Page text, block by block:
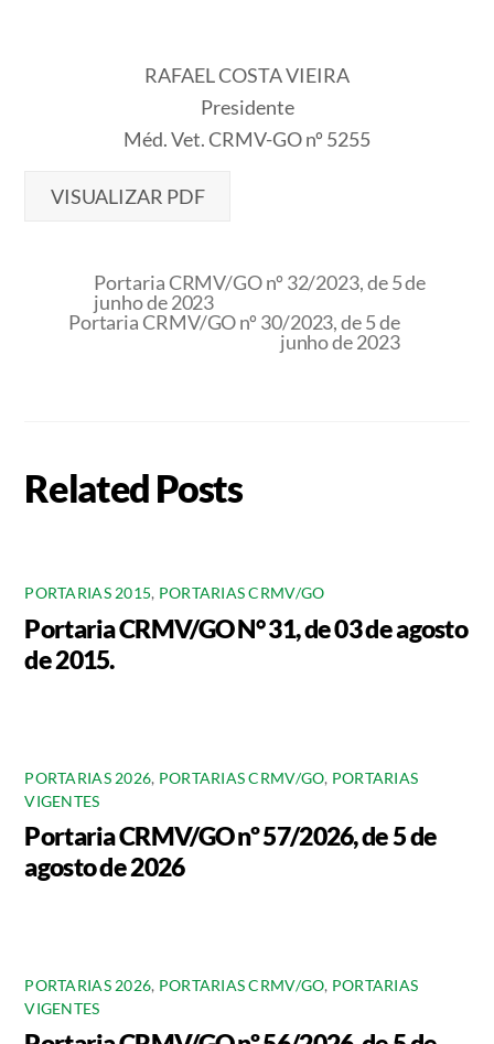
RAFAEL COSTA VIEIRA
Presidente
Méd. Vet. CRMV-GO nº 5255
VISUALIZAR PDF
Portaria CRMV/GO nº 32/2023, de 5 de
junho de 2023
Portaria CRMV/GO nº 30/2023, de 5 de
junho de 2023
Related Posts
PORTARIAS 2015, PORTARIAS CRMV/GO
Portaria CRMV/GO N° 31, de 03 de agosto
de 2015.
PORTARIAS 2026, PORTARIAS CRMV/GO, PORTARIAS
VIGENTES
Portaria CRMV/GO nº 57/2026, de 5 de
agosto de 2026
PORTARIAS 2026, PORTARIAS CRMV/GO, PORTARIAS
VIGENTES